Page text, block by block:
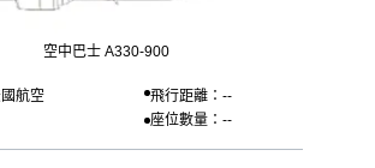
空中巴士 A330-900
航空
飛行距離：--
座位數量：--